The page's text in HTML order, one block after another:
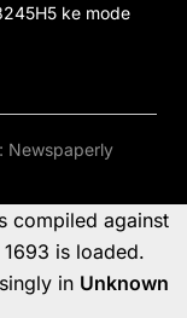
ke mode
Newspaperly
compiled against
is loaded.
in Unknown